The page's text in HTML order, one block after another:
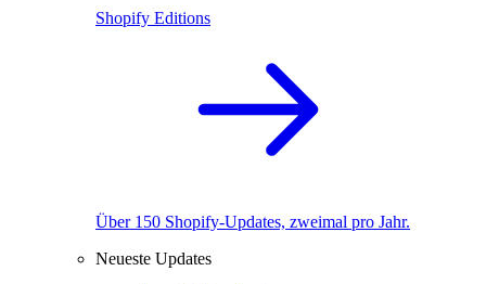
Shopify Editions
Über 150 Shopify-Updates, zweimal pro Jahr.
Neueste Updates